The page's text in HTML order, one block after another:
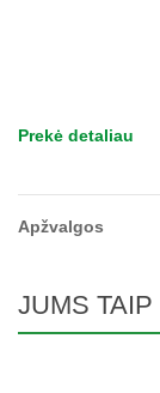
Prekė detaliau
Apžvalgos
JUMS TAIP